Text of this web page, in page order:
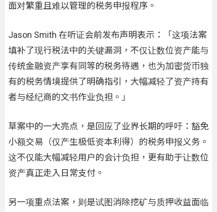
面对繁重且难以管理的税务申报程序。
Jason Smith 在听证会前发布声明表示：「这项法案
填补了现行税法中的关键漏洞，不仅让数位资产能与
传统金融资产享有同等的税务待遇，也为加密货币独
有的税务情境提供了明确指引，大幅减轻了资产持有
者与经纪商的文书作业负担。」
草案中的一大亮点，是回应了业界长期的呼吁：豁免
小额交易（仅产生极低资本利得）的税务申报义务。
这不仅能大幅减轻用户的会计负担，更有助于让数位
资产真正走入日常支付。
另一项重点法案，则是试图消除挖矿与质押收益面临